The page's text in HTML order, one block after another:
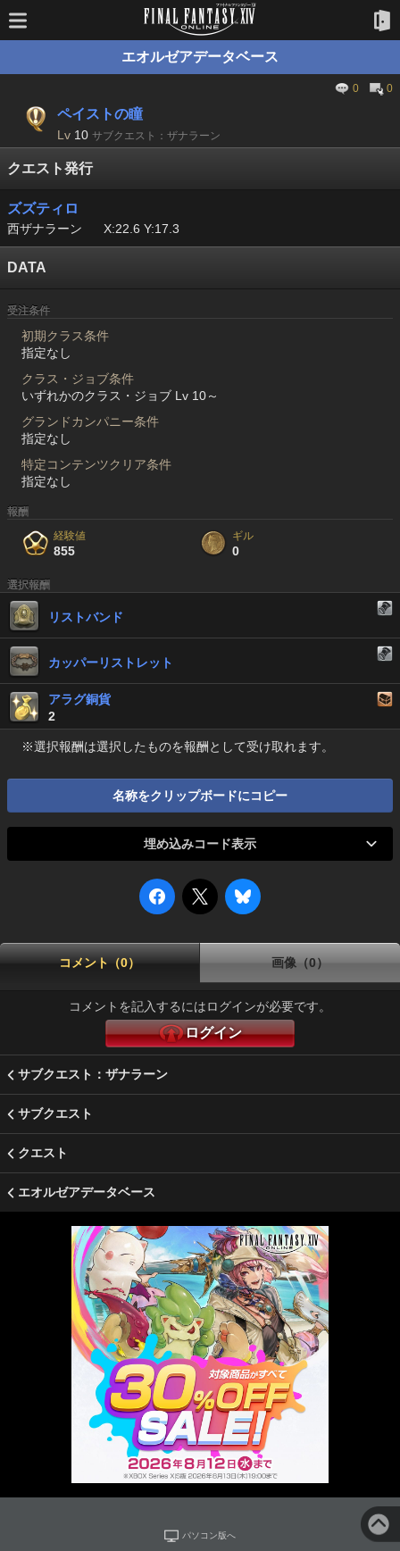
エオルゼアデータベース
0 0
ペイストの瞳
Lv 10 サブクエスト：ザナラーン
クエスト発行
ズズティロ
西ザナラーン X:22.6 Y:17.3
DATA
受注条件
初期クラス条件
指定なし
クラス・ジョブ条件
いずれかのクラス・ジョブ Lv 10～
グランドカンパニー条件
指定なし
特定コンテンツクリア条件
指定なし
報酬
経験値
855
ギル
0
選択報酬
リストバンド
カッパーリストレット
アラグ銅貨
2
※選択報酬は選択したものを報酬として受け取れます。
名称をクリップボードにコピー
埋め込みコード表示
コメント（0） 画像（0）
コメントを記入するにはログインが必要です。
ログイン
サブクエスト：ザナラーン
サブクエスト
クエスト
エオルゼアデータベース
パソコン版へ